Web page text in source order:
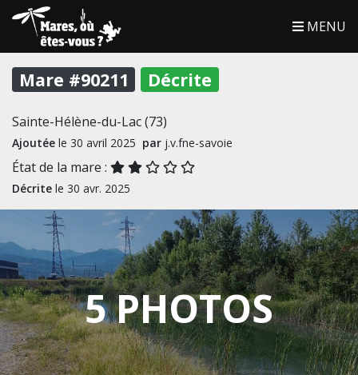
MENU
Mare #90211 Décrite
Sainte-Hélène-du-Lac (73)
Ajoutée le 30 avril 2025 par j.v.fne-savoie
État de la mare :
Décrite le 30 avr. 2025
5 PHOTOS